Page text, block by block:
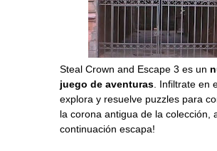
Steal Crown and Escape 3 es un
juego de aventuras. Infiltrate en
explora y resuelve puzzles para
la corona antigua de la colección,
continuación escapa!